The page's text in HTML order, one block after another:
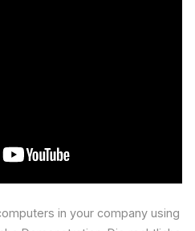
in your company using